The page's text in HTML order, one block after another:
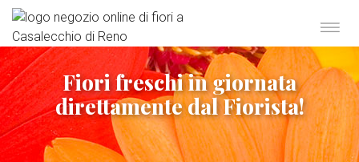
Fiori freschi in giornata
direttamente dal Fiorista!